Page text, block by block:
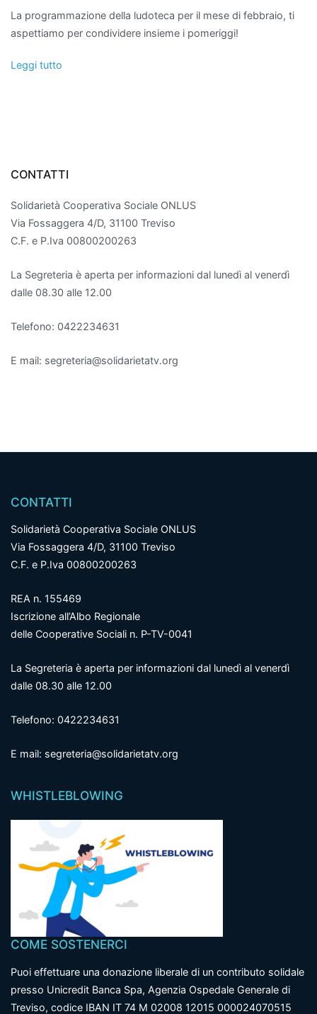
La programmazione della ludoteca per il mese di febbraio, ti
aspettiamo per condividere insieme i pomeriggi!
Leggi tutto
CONTATTI
Solidarietà Cooperativa Sociale ONLUS
Via Fossaggera 4/D, 31100 Treviso
C.F. e P.Iva 00800200263
La Segreteria è aperta per informazioni dal lunedì al venerdì
dalle 08.30 alle 12.00
Telefono: 0422234631
E mail: segreteria@solidarietatv.org
CONTATTI
Solidarietà Cooperativa Sociale ONLUS
Via Fossaggera 4/D, 31100 Treviso
C.F. e P.Iva 00800200263
REA n. 155469
Iscrizione all’Albo Regionale
delle Cooperative Sociali n. P-TV-0041
La Segreteria è aperta per informazioni dal lunedì al venerdì
dalle 08.30 alle 12.00
Telefono: 0422234631
E mail: segreteria@solidarietatv.org
WHISTLEBLOWING
COME SOSTENERCI
Puoi effettuare una donazione liberale di un contributo solidale
presso Unicredit Banca Spa, Agenzia Ospedale Generale di
Treviso, codice IBAN IT 74 M 02008 12015 000024070515